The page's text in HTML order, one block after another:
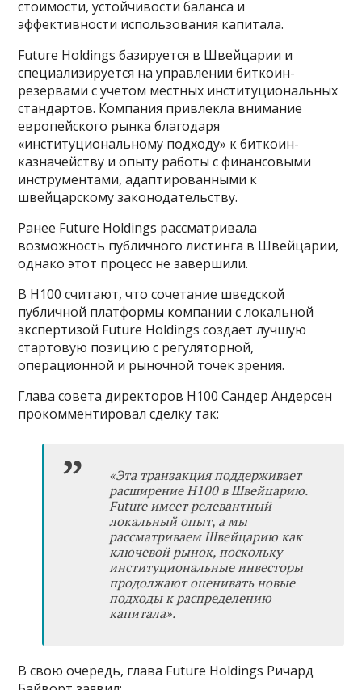
стоимости, устойчивости баланса и
эффективности использования капитала.
Future Holdings базируется в Швейцарии и
специализируется на управлении биткоин-
резервами с учетом местных институциональных
стандартов. Компания привлекла внимание
европейского рынка благодаря
«институциональному подходу» к биткоин-
казначейству и опыту работы с финансовыми
инструментами, адаптированными к
швейцарскому законодательству.
Ранее Future Holdings рассматривала
возможность публичного листинга в Швейцарии,
однако этот процесс не завершили.
В H100 считают, что сочетание шведской
публичной платформы компании с локальной
экспертизой Future Holdings создает лучшую
стартовую позицию с регуляторной,
операционной и рыночной точек зрения.
Глава совета директоров H100 Сандер Андерсен
прокомментировал сделку так:
«Эта транзакция поддерживает
расширение H100 в Швейцарию.
Future имеет релевантный
локальный опыт, а мы
рассматриваем Швейцарию как
ключевой рынок, поскольку
институциональные инвесторы
продолжают оценивать новые
подходы к распределению
капитала».
В свою очередь, глава Future Holdings Ричард